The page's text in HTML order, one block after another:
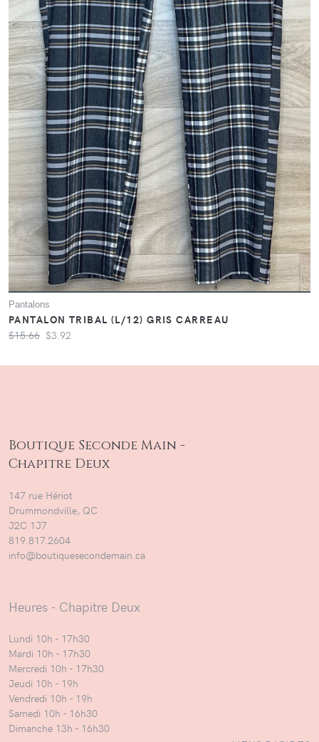
Pantalons
PANTALON TRIBAL (L/12) GRIS CARREAU
$15.66 $3.92
Boutique Seconde Main -
Chapitre Deux
147 rue Hériot
Drummondville, QC
J2C 1J7
819.817.2604
info@boutiquesecondemain.ca
Heures - Chapitre Deux
Lundi 10h - 17h30
Mardi 10h - 17h30
Mercredi 10h - 17h30
Jeudi 10h - 19h
Vendredi 10h - 19h
Samedi 10h - 16h30
Dimanche 13h - 16h30